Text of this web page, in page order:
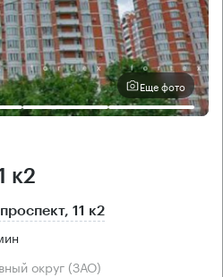
Еще фото
к2
11 к2
округ (ЗАО)